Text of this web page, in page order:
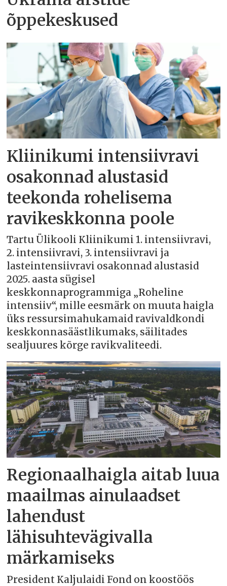
õppekeskused
Kliinikumi intensiivravi
osakonnad alustasid
teekonda rohelisema
ravikeskkonna poole
Tartu Ülikooli Kliinikumi 1. intensiivravi,
2. intensiivravi, 3. intensiivravi ja
lasteintensiivravi osakonnad alustasid
2025. aasta sügisel
keskkonnaprogrammiga „Roheline
intensiiv“, mille eesmärk on muuta haigla
üks ressursimahukamaid ravivaldkondi
keskkonnasäästlikumaks, säilitades
sealjuures kõrge ravikvaliteedi.
Regionaalhaigla aitab luua
maailmas ainulaadset
lahendust
lähisuhtevägivalla
märkamiseks
President Kaljulaidi Fond on koostöös